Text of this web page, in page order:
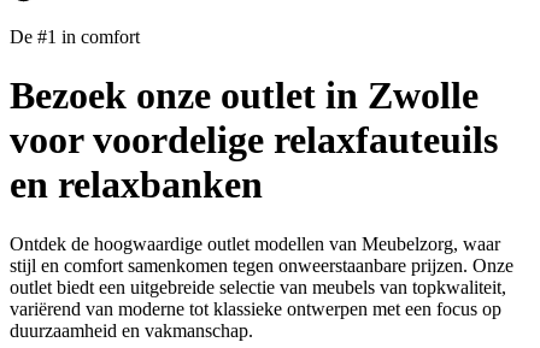
De #1 in comfort
Bezoek onze outlet in Zwolle
voor voordelige relaxfauteuils
en relaxbanken
Ontdek de hoogwaardige outlet modellen van Meubelzorg, waar
stijl en comfort samenkomen tegen onweerstaanbare prijzen. Onze
outlet biedt een uitgebreide selectie van meubels van topkwaliteit,
variërend van moderne tot klassieke ontwerpen met een focus op
duurzaamheid en vakmanschap.